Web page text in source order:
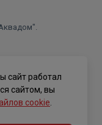
сайт работал
сайтом, вы
cookie